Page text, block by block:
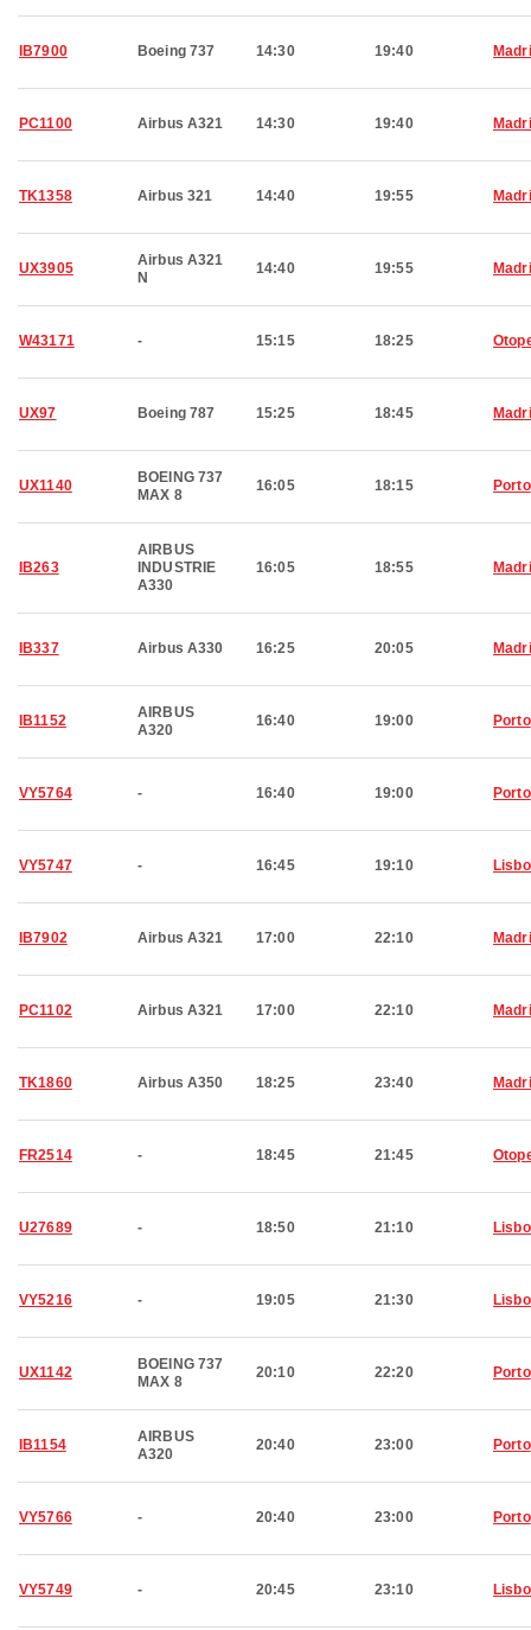
IB7900 Boeing 737 14:30 19:40
PC1100 Airbus A321 14:30 19:40
TK1358 Airbus 321 14:40 19:55
UX3905
Airbus A321
N
14:40 19:55
W43171 - 15:15 18:25
UX97 Boeing 787 15:25 18:45
UX1140
BOEING 737
MAX 8
16:05 18:15 Porto
IB263
AIRBUS
INDUSTRIE
A330
16:05 18:55
IB337 Airbus A330 16:25 20:05
IB1152
AIRBUS
A320
16:40 19:00 Porto
VY5764 - 16:40 19:00 Porto
VY5747 - 16:45 19:10
IB7902 Airbus A321 17:00 22:10
PC1102 Airbus A321 17:00 22:10
TK1860 Airbus A350 18:25 23:40
FR2514 - 18:45 21:45
U27689 - 18:50 21:10
VY5216 - 19:05 21:30
UX1142
BOEING 737
MAX 8
20:10 22:20 Porto
IB1154
AIRBUS
A320
20:40 23:00 Porto
VY5766 - 20:40 23:00 Porto
VY5749 - 20:45 23:10